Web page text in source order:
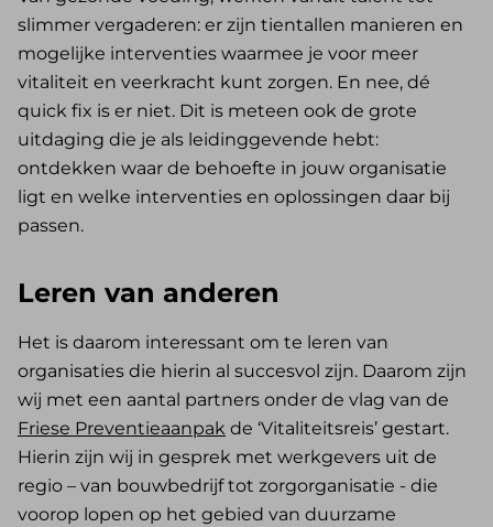
slimmer vergaderen: er zijn tientallen manieren en
mogelijke interventies waarmee je voor meer
vitaliteit en veerkracht kunt zorgen. En nee, dé
quick fix is er niet. Dit is meteen ook de grote
uitdaging die je als leidinggevende hebt:
ontdekken waar de behoefte in jouw organisatie
ligt en welke interventies en oplossingen daar bij
passen.
Leren van anderen
Het is daarom interessant om te leren van
organisaties die hierin al succesvol zijn. Daarom zijn
wij met een aantal partners onder de vlag van de
Friese Preventieaanpak de ‘Vitaliteitsreis’ gestart.
Hierin zijn wij in gesprek met werkgevers uit de
regio – van bouwbedrijf tot zorgorganisatie - die
voorop lopen op het gebied van duurzame